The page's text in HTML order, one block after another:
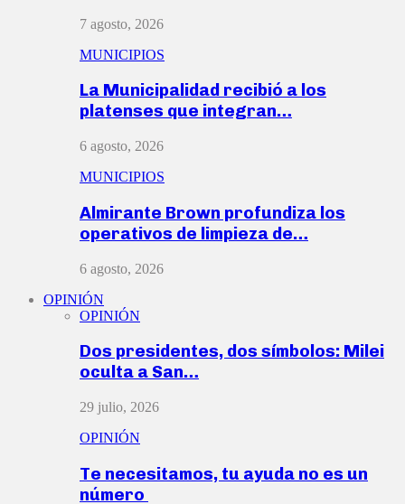
7 agosto, 2026
MUNICIPIOS
La Municipalidad recibió a los
platenses que integran…
6 agosto, 2026
MUNICIPIOS
Almirante Brown profundiza los
operativos de limpieza de…
6 agosto, 2026
OPINIÓN
OPINIÓN
Dos presidentes, dos símbolos: Milei
oculta a San…
29 julio, 2026
OPINIÓN
Te necesitamos, tu ayuda no es un
número